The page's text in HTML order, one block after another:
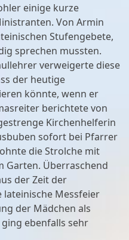
einige kurze
Von Armin
Stufengebete,
sprechen mussten.
verweigerte diese
der heutige
könnte, wenn er
berichtete von
Kirchenhelferin
sofort bei Pfarrer
die Strolche mit
Garten. Überraschend
der Zeit der
Messfeier
der Mädchen als
ebenfalls sehr